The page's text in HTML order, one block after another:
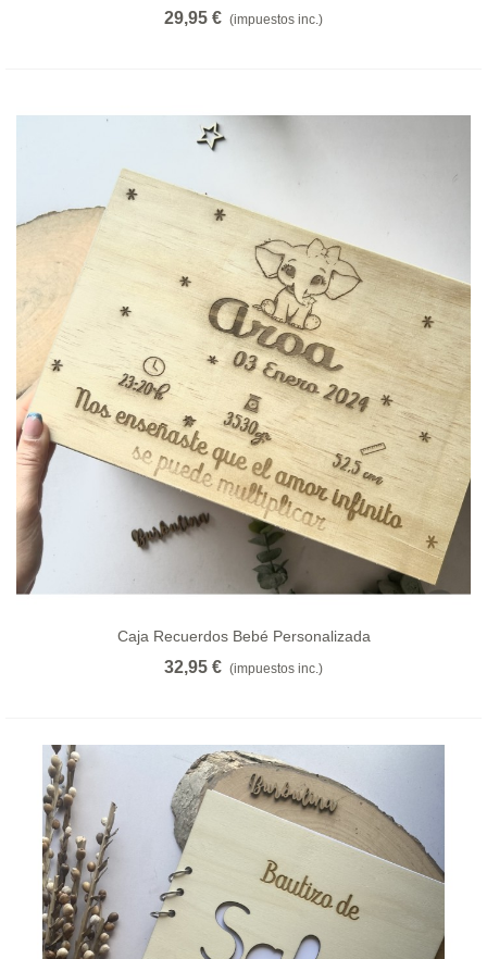
29,95 € (impuestos inc.)
Caja Recuerdos Bebé Personalizada
32,95 € (impuestos inc.)